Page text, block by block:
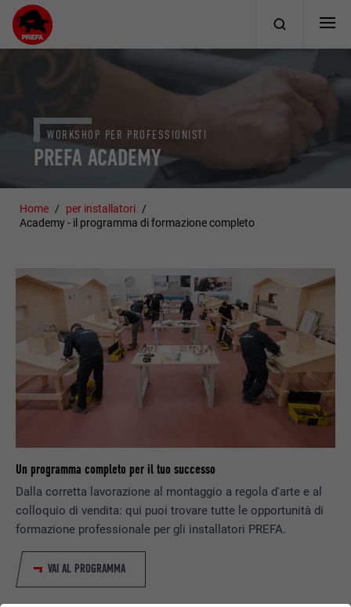
PREFA ACADEMY
WORKSHOP PER PROFESSIONISTI
Home
per installatori
Academy - il programma di formazione completo
Un programma completo per il tuo successo
Dalla corretta lavorazione al montaggio a regola d'arte e al
colloquio di vendita: qui puoi trovare tutte le opportunità di
formazione professionale per gli installatori PREFA.
VAI AL PROGRAMMA